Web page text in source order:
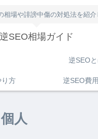
相場や誹謗中傷の対処法を紹介
逆SEO相場ガイド
逆SEO
方 逆SEO費
人